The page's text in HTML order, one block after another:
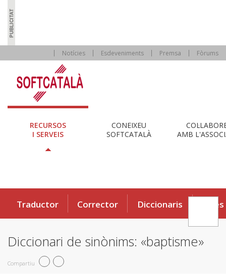
Notícies Esdeveniments Premsa Fòrums
RECURSOS
I SERVEIS
CONEIXEU
SOFTCATALÀ
AMB
Traductor Corrector Diccionaris Eines
Diccionari de sinònims: «baptisme»
Compartiu